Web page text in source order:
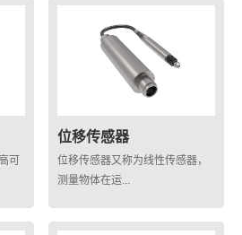
可
位移传感器
位移传感器又称为线性传感器，
测量物体在运...